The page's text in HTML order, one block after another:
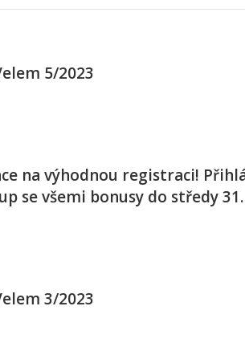
5/2023
na výhodnou registraci!
se všemi bonusy do středy 31.
3/2023